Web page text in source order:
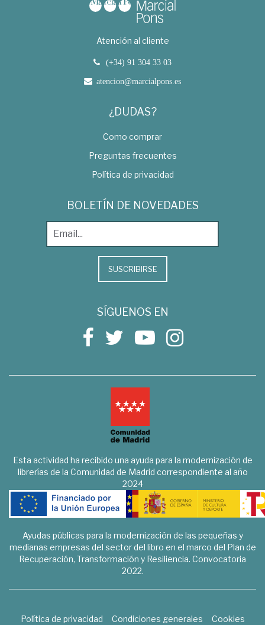
Atención al cliente
(+34) 91 304 33 03
atencion@marcialpons.es
¿DUDAS?
Como comprar
Preguntas frecuentes
Política de privacidad
BOLETÍN DE NOVEDADES
SUSCRIBIRSE
SÍGUENOS EN
Esta actividad ha recibido una ayuda para la modernización de
librerías de la Comunidad de Madrid correspondiente al año
2024
Ayudas públicas para la modernización de las pequeñas y
medianas empresas del sector del libro en el marco del Plan de
Recuperación, Transformación y Resiliencia. Convocatoria
2022.
Política de privacidad Condiciones generales
Cookies